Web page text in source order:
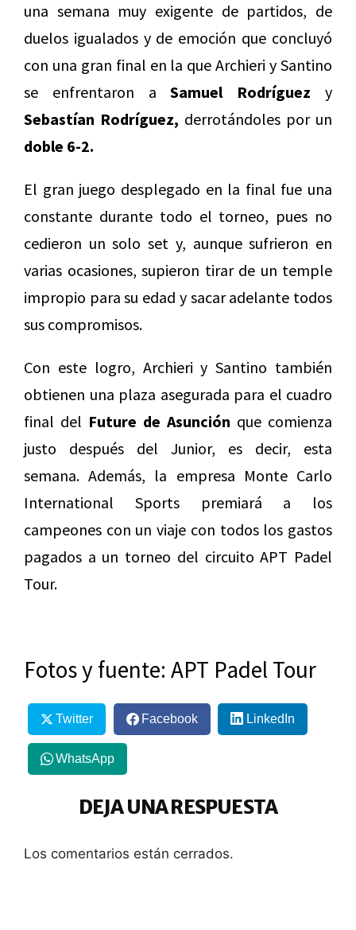
una semana muy exigente de partidos, de
duelos igualados y de emoción que concluyó
con una gran final en la que Archieri y Santino
se enfrentaron aSamuel Rodríguez y
Sebastían Rodríguez, derrotándoles por un
doble 6-2.
El gran juego desplegado en la final fue una
constante durante todo el torneo, pues no
cedieron un solo set y, aunque sufrieron en
varias ocasiones, supieron tirar de un temple
impropio para su edad y sacar adelante todos
sus compromisos.
Con este logro, Archieri y Santino también
obtienen una plaza asegurada para el cuadro
final del Future de Asunción que comienza
justo después del Junior, es decir, esta
semana. Además, la empresa Monte Carlo
International Sports premiará a los
campeones con un viaje con todos los gastos
pagados a un torneo del circuito APT Padel
Tour.
Fotos y fuente: APT Padel Tour
Twitter Facebook LinkedIn
WhatsApp
DEJA UNA RESPUESTA
Los comentarios están cerrados.